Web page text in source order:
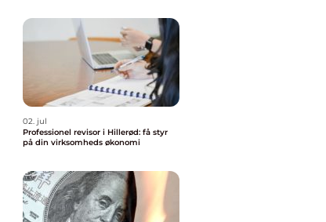
02. jul
Professionel revisor i Hillerød: få styr
på din virksomheds økonomi